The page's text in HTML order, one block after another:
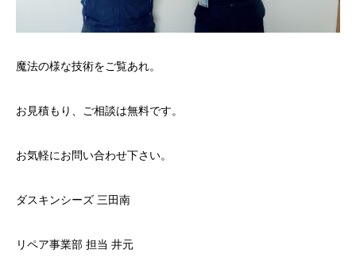
魔法の様な技術をご覧あれ。
お見積もり、ご相談は無料です。
お気軽にお問い合わせ下さい。
ダスキンシーズ 三田南
リペア事業部 担当 井元